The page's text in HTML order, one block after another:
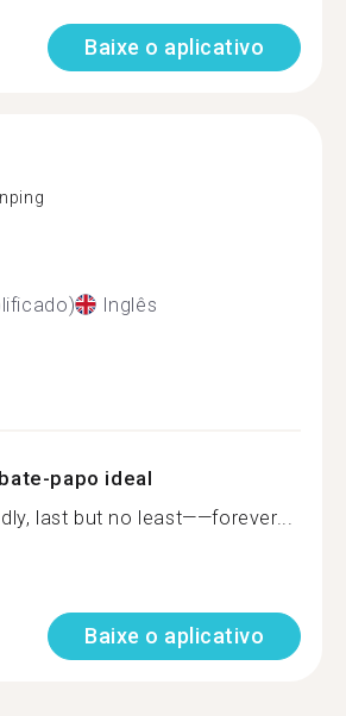
Baixe o aplicativo
Inglês
papo ideal
last but no least——forever...
Baixe o aplicativo